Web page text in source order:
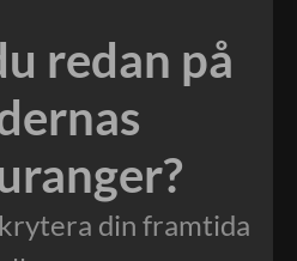
redan på
din framtida